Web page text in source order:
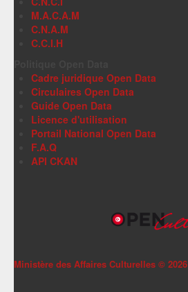
M.A.C.A.M
C.N.A.M
C.C.I.H
Cadre juridique Open Data
Circulaires Open Data
Guide Open Data
Licence d'utilisation
Portail National Open Data
F.A.Q
API CKAN
Ministère des Affaires Culturelles © 2026